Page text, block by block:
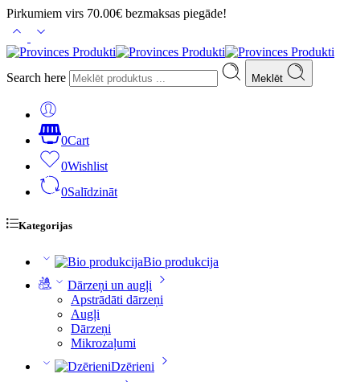
Pirkumiem virs 70.00€ bezmaksas piegāde!
Search here Meklēt
0Cart
0Wishlist
0Salīdzināt
Kategorijas
Bio produkcija
Dārzeņi un augļi
Apstrādāti dārzeņi
Augļi
Dārzeņi
Mikrozaļumi
Dzērieni